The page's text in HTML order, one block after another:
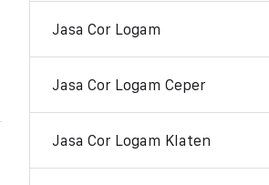
Jasa Cor Logam
Jasa Cor Logam Ceper
Jasa Cor Logam Klaten